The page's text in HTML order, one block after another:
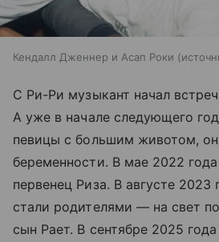
Кендалл Дженнер и Асап Роки
С Ри-Ри музыкант начал
А уже в начале следующего
певицы с большим животом,
беременности. В мае 2022
первенец Риза. В августе 2023
стали родителями — на свет
сын Рает. В сентябре 2025